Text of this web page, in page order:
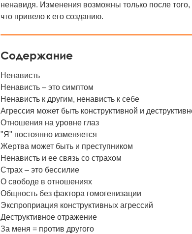
ненавидя. Изменения возможны только после
что привело к его созданию.
Содержание
Ненависть
Ненависть – это симптом
Ненависть к другим, ненависть к себе
Агрессия может быть конструктивной и
Отношения на уровне глаз
"Я" постоянно изменяется
Жертва может быть и преступником
Ненависть и ее связь со страхом
Страх – это бессилие
О свободе в отношениях
Общность без фактора гомогенизации
Экспроприация конструктивных агрессий
Деструктивное отражение
За меня = против другого